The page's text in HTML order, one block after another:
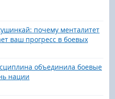
почему менталитет
ваш прогресс в боевых
объединила боевые
нации